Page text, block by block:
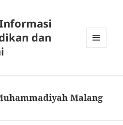
dan
Malang